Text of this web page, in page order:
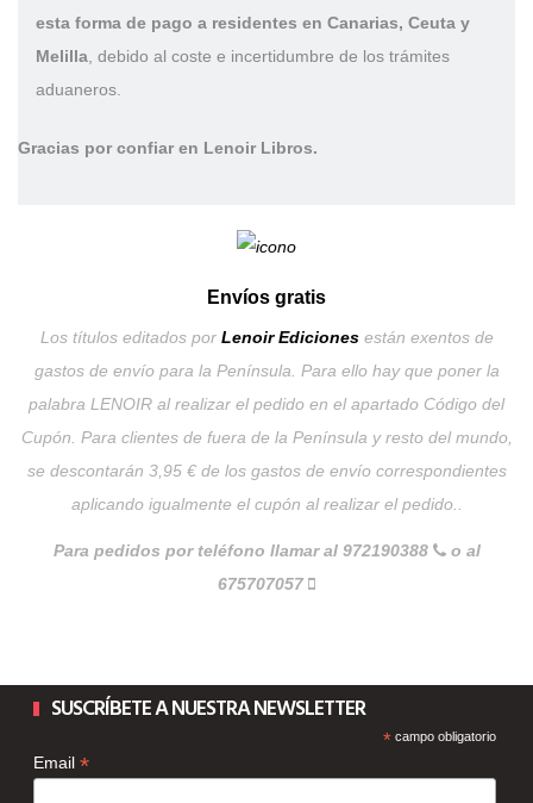
esta forma de pago a residentes en Canarias, Ceuta y
Melilla , debido al coste e incertidumbre de los trámites
aduaneros.
Gracias por confiar en Lenoir Libros.
Envíos gratis
Los títulos editados por Lenoir Edicionesestán exentos de
gastos de envío para la Península. Para ello hay que poner la
palabra LENOIR al realizar el pedido en el apartado Código del
Cupón. Para clientes de fuera de la Península y resto del mundo,
se descontarán 3,95 € de los gastos de envío correspondientes
aplicando igualmente el cupón al realizar el pedido..
Para pedidos por teléfono llamar al 972190388
o al
675707057
SUSCRÍBETE A NUESTRA NEWSLETTER
*campo obligatorio
Email *